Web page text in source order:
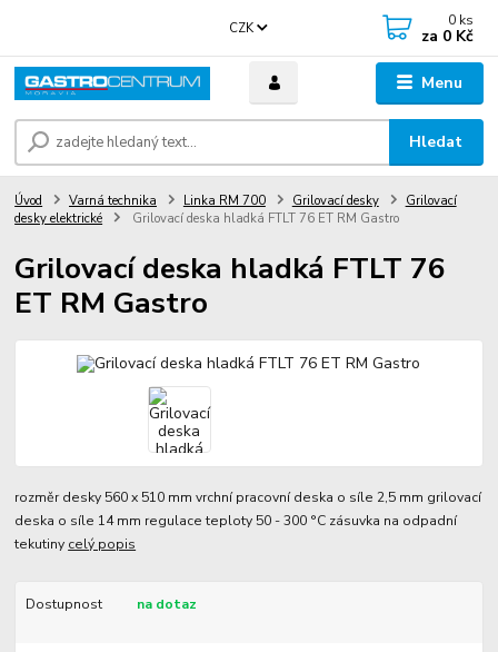
Menu
CZK
Hledat
0 ks
za 0 Kč
Úvod Varná technika Linka RM 700 Grilovací desky
Grilovací
desky elektrické
Grilovací deska hladká FTLT 76 ET RM Gastro
Grilovací deska hladká FTLT 76
ET RM Gastro
rozměr desky 560 x 510 mm vrchní pracovní deska o síle 2,5 mm grilovací
deska o síle 14 mm regulace teploty 50 - 300 °C zásuvka na odpadní
tekutiny celý popis
Dostupnost na dotaz